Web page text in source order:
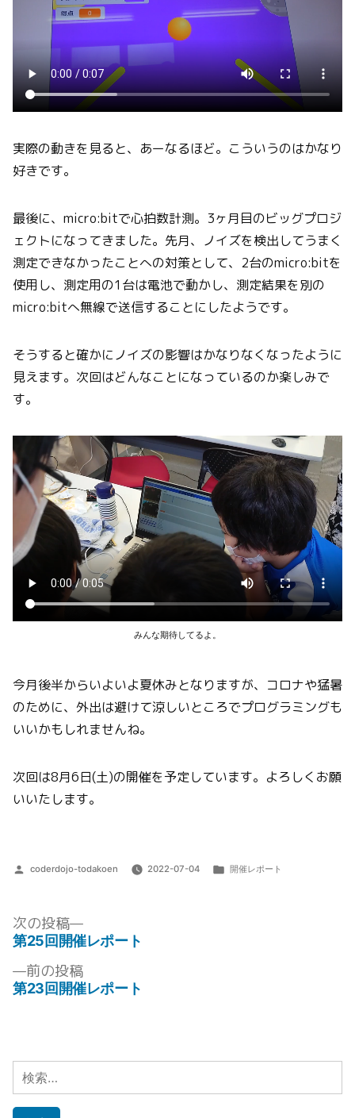
実際の動きを見ると、あーなるほど。こういうのはかなり
好きです。
最後に、micro:bitで心拍数計測。3ヶ月目のビッグプロジ
ェクトになってきました。先月、ノイズを検出してうまく
測定できなかったことへの対策として、2台のmicro:bitを
使用し、測定用の1台は電池で動かし、測定結果を別の
micro:bitへ無線で送信することにしたようです。
そうすると確かにノイズの影響はかなりなくなったように
見えます。次回はどんなことになっているのか楽しみで
す。
みんな期待してるよ。
今月後半からいよいよ夏休みとなりますが、コロナや猛暑
のために、外出は避けて涼しいところでプログラミングも
いいかもしれませんね。
次回は8月6日(土)の開催を予定しています。よろしくお願
いいたします。
投
coderdojo-todakoen 2022-07-04
カ
開催レポート
投
稿
ナ
ゲ
シ
前の投稿前
の
第23回開催レポート
次の投稿
次
の
稿:
第25回開催レポート
検
索: